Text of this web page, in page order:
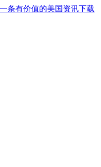
条有价值的美国资讯下载